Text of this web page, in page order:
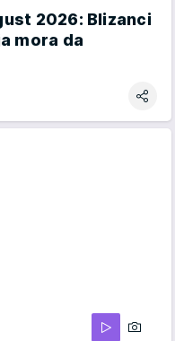
2026: Blizanci
mora da